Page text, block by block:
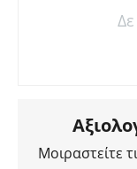
Μοιραστείτε